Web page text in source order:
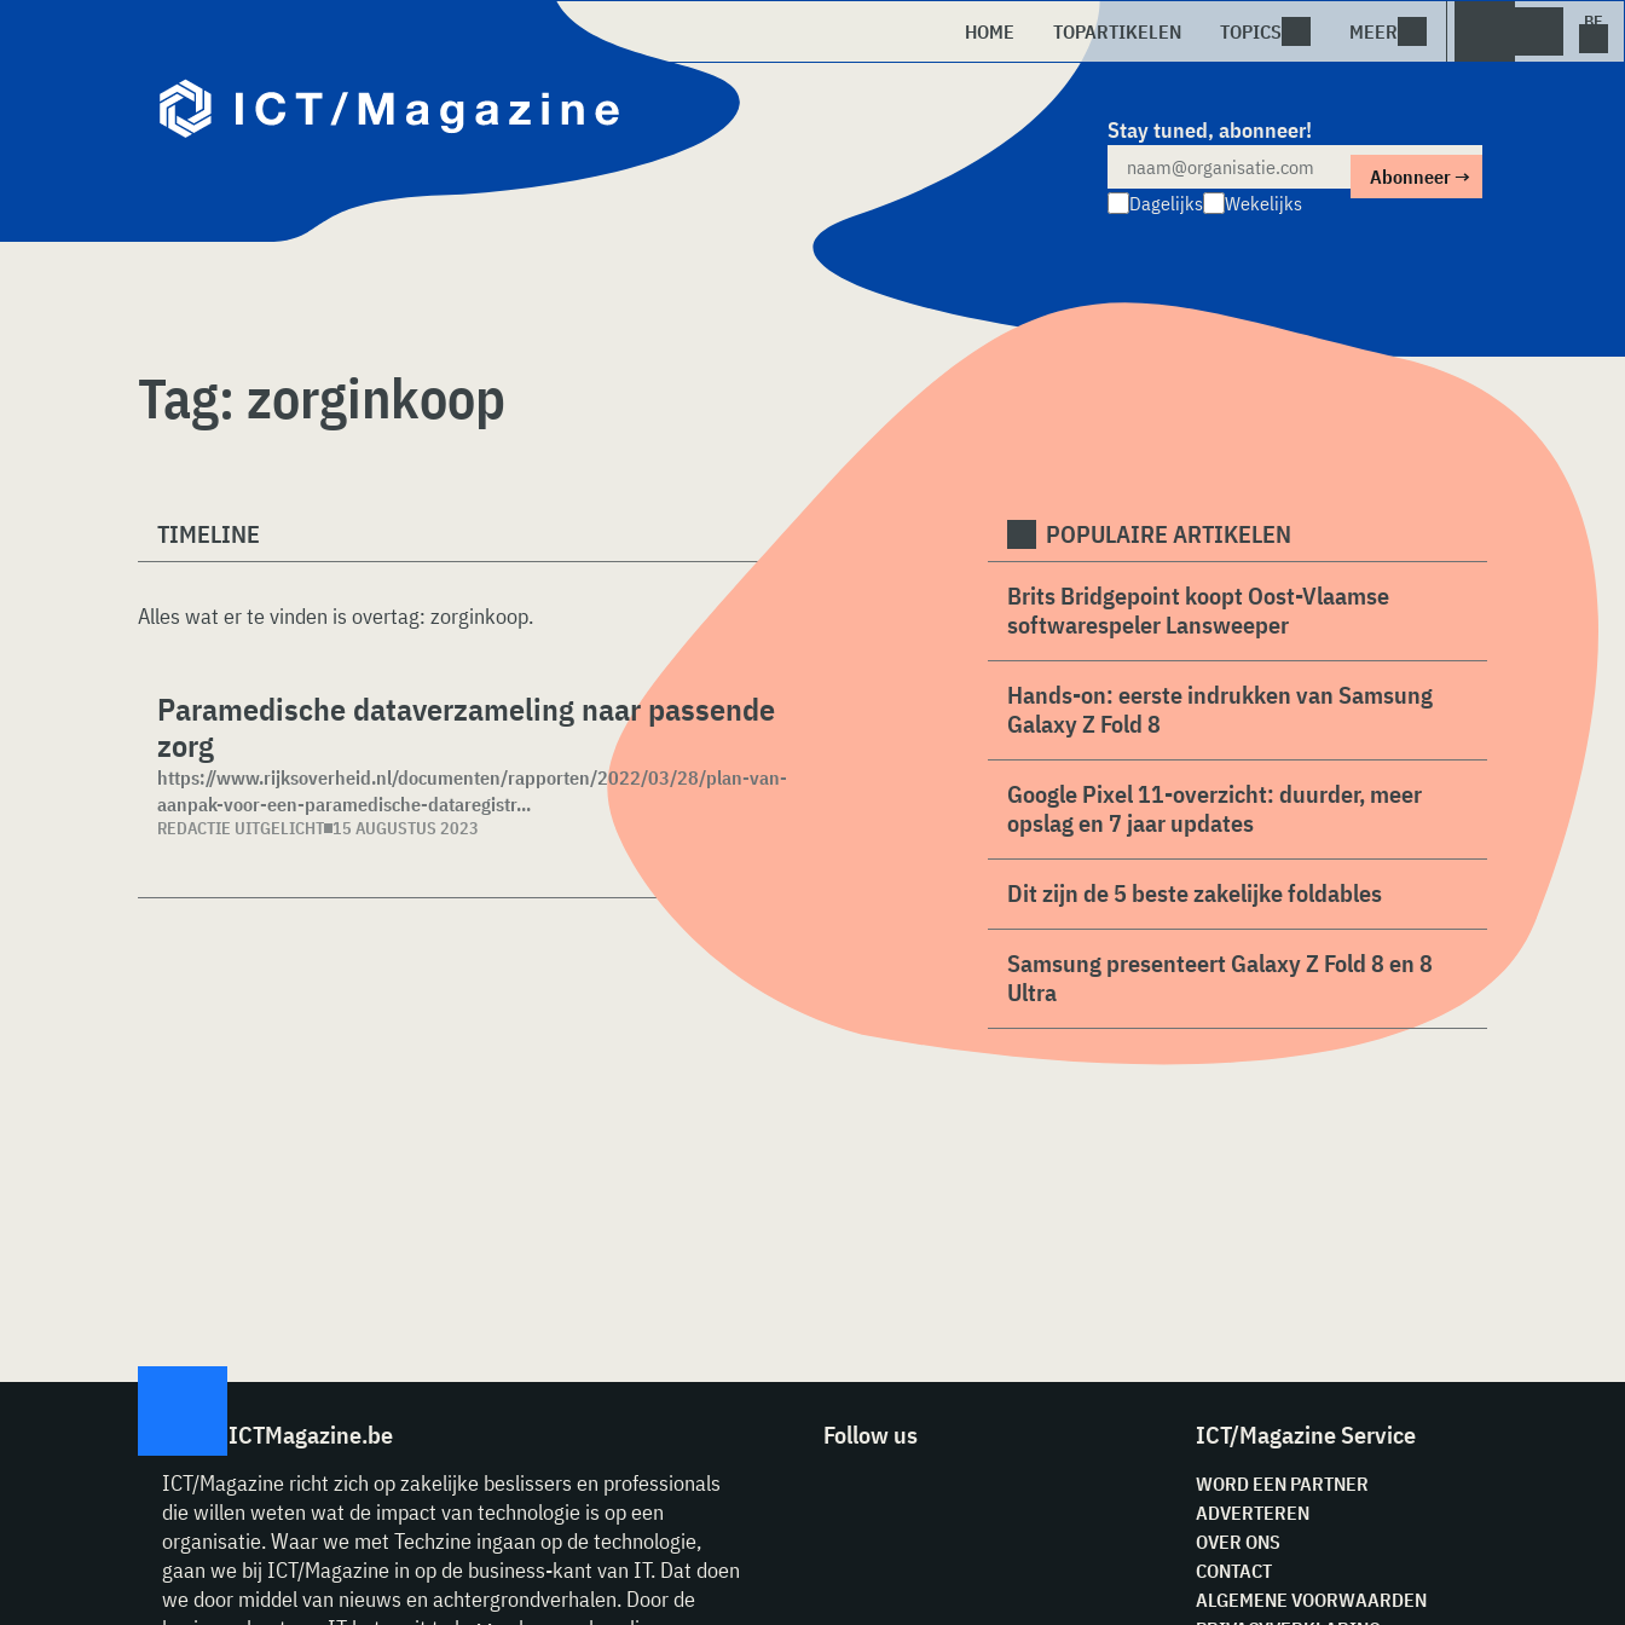
HOME TOPARTIKELEN TOPICS MEER
Stay tuned, abonneer!
Dagelijks Wekelijks
Tag: zorginkoop
TIMELINE
Alles wat er te vinden is overtag: zorginkoop.
Paramedische dataverzameling naar passende
zorg
https://www.rijksoverheid.nl/documenten/rapporten/2022/03/28/plan-van-
aanpak-voor-een-paramedische-dataregistr...
REDACTIE UITGELICHT 15 AUGUSTUS 2023
POPULAIRE ARTIKELEN
Brits Bridgepoint koopt Oost-Vlaamse
softwarespeler Lansweeper
Hands-on: eerste indrukken van Samsung
Galaxy Z Fold 8
Google Pixel 11-overzicht: duurder, meer
opslag en 7 jaar updates
Dit zijn de 5 beste zakelijke foldables
Samsung presenteert Galaxy Z Fold 8 en 8
Ultra
ICTMagazine.be
ICT/Magazine richt zich op zakelijke beslissers en professionals
die willen weten wat de impact van technologie is op een
organisatie. Waar we met Techzine ingaan op de technologie,
gaan we bij ICT/Magazine in op de business-kant van IT. Dat doen
we door middel van nieuws en achtergrondverhalen. Door de
Follow us ICT/Magazine Service
WORD EEN PARTNER
ADVERTEREN
OVER ONS
CONTACT
ALGEMENE VOORWAARDEN